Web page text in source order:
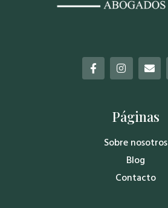
Páginas
Sobre nosotros
Blog
Contacto